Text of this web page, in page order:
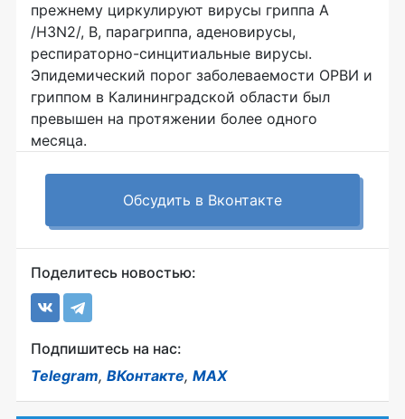
прежнему циркулируют вирусы гриппа А
/H3N2/, В, парагриппа, аденовирусы,
респираторно-синцитиальные вирусы.
Эпидемический порог заболеваемости ОРВИ и
гриппом в Калининградской области был
превышен на протяжении более одного
месяца.
Обсудить в Вконтакте
Поделитесь новостью:
Подпишитесь на нас:
Telegram, ВКонтакте, MAX